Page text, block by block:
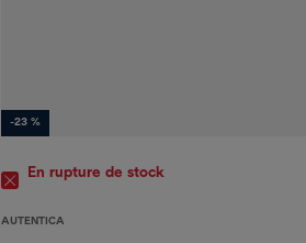
-23 %
En rupture de stock
AUTENTICA